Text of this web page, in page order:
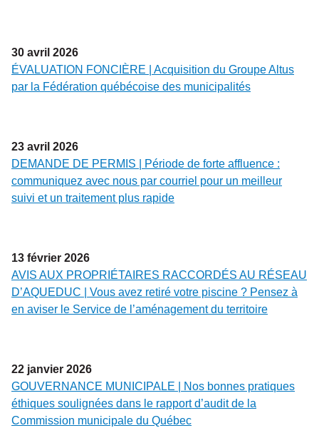
30 avril 2026
ÉVALUATION FONCIÈRE | Acquisition du Groupe Altus
par la Fédération québécoise des municipalités
23 avril 2026
DEMANDE DE PERMIS | Période de forte affluence :
communiquez avec nous par courriel pour un meilleur
suivi et un traitement plus rapide
13 février 2026
AVIS AUX PROPRIÉTAIRES RACCORDÉS AU RÉSEAU
D’AQUEDUC | Vous avez retiré votre piscine ? Pensez à
en aviser le Service de l’aménagement du territoire
22 janvier 2026
GOUVERNANCE MUNICIPALE | Nos bonnes pratiques
éthiques soulignées dans le rapport d’audit de la
Commission municipale du Québec